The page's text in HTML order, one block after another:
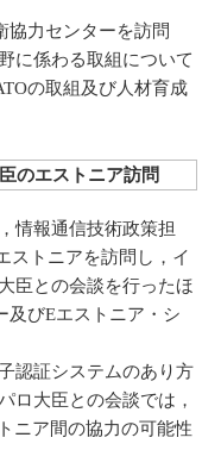
協力センターを訪問
に係わる取組について
の取組及び人材育成
のエストニア訪問
情報通信技術政策担
ストニアを訪問し，イ
臣との会談を行ったほ
及びEエストニア・シ
認証システムのあり方
ロ大臣との会談では，
ニア間の協力の可能性